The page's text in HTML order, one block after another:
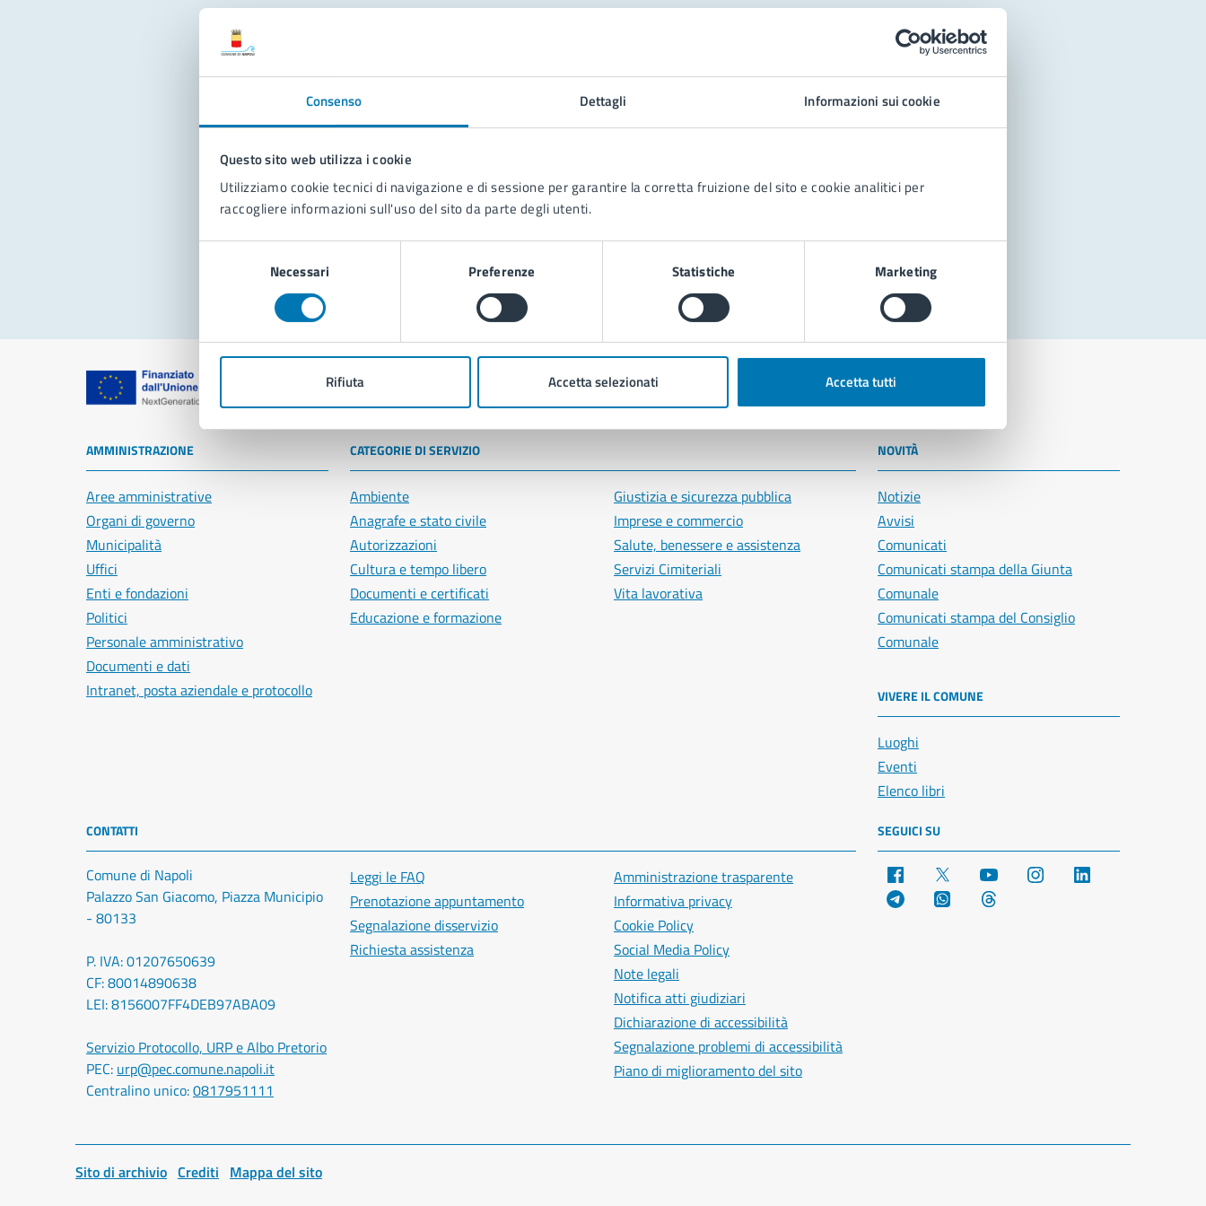
Consenso Dettagli Informazioni sui cookie
Questo sito web utilizza i cookie
Utilizziamo cookie tecnici di navigazione e di sessione per garantire la corretta fruizione del sito e cookie analitici per
raccogliere informazioni sull'uso del sito da parte degli utenti.
Necessari Preferenze Statistiche Marketing
Rifiuta Accetta selezionati Accetta tutti
Problemi in città
Segnala disservizio
Comune di Napoli
AMMINISTRAZIONE
Aree amministrative
Organi di governo
Municipalità
Uffici
Enti e fondazioni
Politici
Personale amministrativo
Documenti e dati
Intranet, posta aziendale e protocollo
CATEGORIE DI SERVIZIO
Ambiente
Anagrafe e stato civile
Autorizzazioni
Cultura e tempo libero
Documenti e certificati
Educazione e formazione
Giustizia e sicurezza pubblica
Imprese e commercio
Salute, benessere e assistenza
Servizi Cimiteriali
Vita lavorativa
NOVITÀ
Notizie
Avvisi
Comunicati
Comunicati stampa della Giunta
Comunale
Comunicati stampa del Consiglio
Comunale
VIVERE IL COMUNE
Luoghi
Eventi
Elenco libri
CONTATTI
Comune di Napoli
Palazzo San Giacomo, Piazza Municipio
- 80133
P. IVA: 01207650639
CF: 80014890638
LEI: 8156007FF4DEB97ABA09
Servizio Protocollo, URP e Albo Pretorio
PEC: urp@pec.comune.napoli.it
Centralino unico:0817951111
Leggi le FAQ
Prenotazione appuntamento
Segnalazione disservizio
Richiesta assistenza
Amministrazione trasparente
Informativa privacy
Cookie Policy
Social Media Policy
Note legali
Notifica atti giudiziari
Dichiarazione di accessibilità
Segnalazione problemi di accessibilità
Piano di miglioramento del sito
SEGUICI SU
Facebook YouTube Instagram
Telegram WhatsApp
Sito di archivio Crediti Mappa del sito